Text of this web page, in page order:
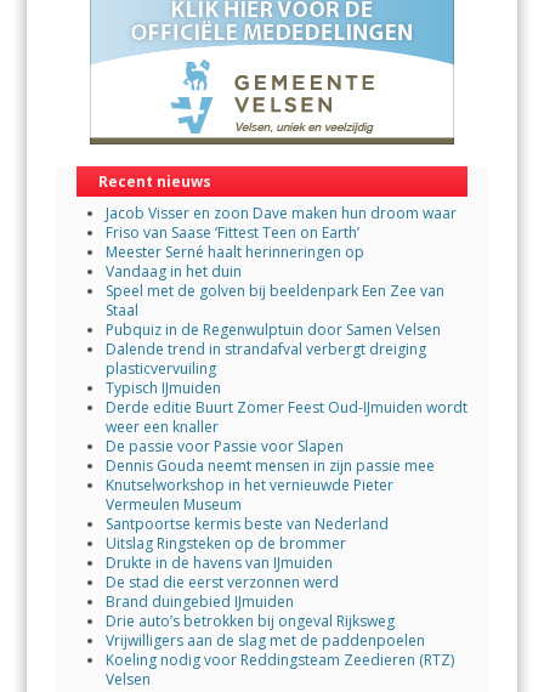
Recent nieuws
Jacob Visser en zoon Dave maken hun droom waar
Friso van Saase ‘Fittest Teen on Earth’
Meester Serné haalt herinneringen op
Vandaag in het duin
Speel met de golven bij beeldenpark Een Zee van
Staal
Pubquiz in de Regenwulptuin door Samen Velsen
Dalende trend in strandafval verbergt dreiging
plasticvervuiling
Typisch IJmuiden
Derde editie Buurt Zomer Feest Oud-IJmuiden wordt
weer een knaller
De passie voor Passie voor Slapen
Dennis Gouda neemt mensen in zijn passie mee
Knutselworkshop in het vernieuwde Pieter
Vermeulen Museum
Santpoortse kermis beste van Nederland
Uitslag Ringsteken op de brommer
Drukte in de havens van IJmuiden
De stad die eerst verzonnen werd
Brand duingebied IJmuiden
Drie auto’s betrokken bij ongeval Rijksweg
Vrijwilligers aan de slag met de paddenpoelen
Koeling nodig voor Reddingsteam Zeedieren (RTZ)
Velsen